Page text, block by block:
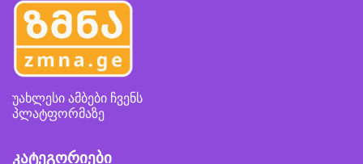
უახლესი ამბები ჩვენს
პლატფორმაზე
კატეგორიები